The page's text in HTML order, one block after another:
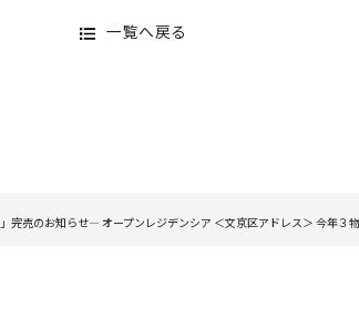
一覧へ戻る
完売のお知らせ― オープンレジデンシア ＜文京区アドレス＞ 今年３